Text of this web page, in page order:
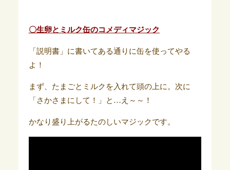
〇生卵とミルク缶のコメディマジック
「説明書」に書いてある通りに缶を使ってやる
よ！
まず、たまごとミルクを入れて頭の上に。次に
「さかさまにして！」と…え～～！
かなり盛り上がるたのしいマジックです。